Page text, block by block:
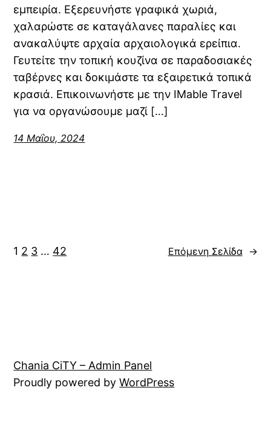
εμπειρία. Εξερευνήστε γραφικά χωριά,
χαλαρώστε σε καταγάλανες παραλίες και
ανακαλύψτε αρχαία αρχαιολογικά ερείπια.
Γευτείτε την τοπική κουζίνα σε παραδοσιακές
ταβέρνες και δοκιμάστε τα εξαιρετικά τοπικά
κρασιά. Επικοινωνήστε με την IMable Travel
για να οργανώσουμε μαζί […]
14 Μαΐου, 2024
1 2 3 … 42 Επόμενη Σελίδα →
Chania CiTY – Admin Panel
Proudly powered byWordPress